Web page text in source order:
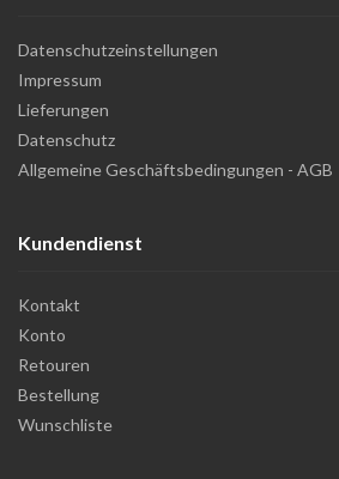
Datenschutzeinstellungen
Impressum
Lieferungen
Datenschutz
Allgemeine Geschäftsbedingungen - AGB
Kundendienst
Kontakt
Konto
Retouren
Bestellung
Wunschliste